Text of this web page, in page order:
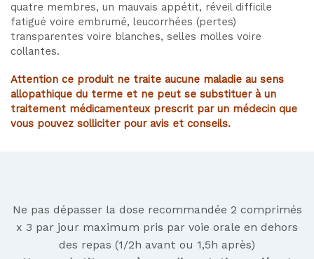
quatre membres, un mauvais appétit, réveil difficile
fatigué voire embrumé, leucorrhées (pertes)
transparentes voire blanches, selles molles voire
collantes.
Attention ce produit ne traite aucune maladie au sens
allopathique du terme et ne peut se substituer à un
traitement médicamenteux prescrit par un médecin que
vous pouvez solliciter pour avis et conseils.
Ne pas dépasser la dose recommandée 2 comprimés
x 3 par jour maximum pris par voie orale en dehors
des repas (1/2h avant ou 1,5h après)